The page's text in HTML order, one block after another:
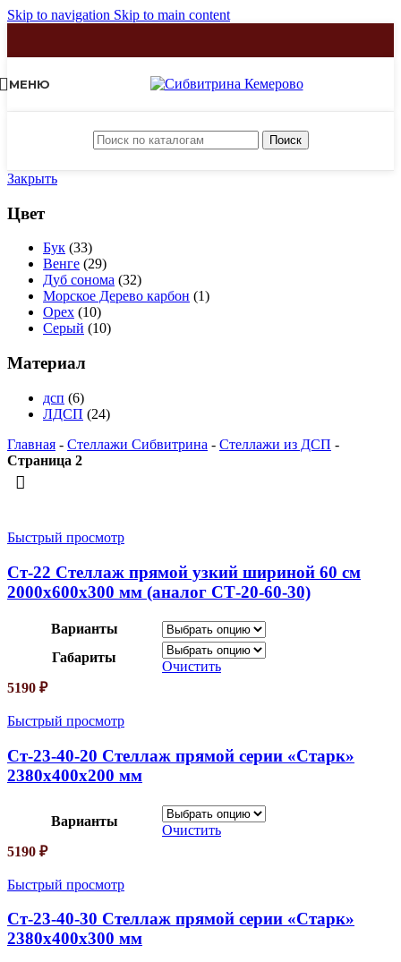
Skip to navigation Skip to main content
МЕНЮ
Поиск
Закрыть
Цвет
Бук (33)
Венге (29)
Дуб сонома (32)
Морское Дерево карбон (1)
Орех (10)
Серый (10)
Материал
дсп (6)
ЛДСП (24)
Главная - Стеллажи Сибвитрина - Стеллажи из ДСП -
Страница 2
Быстрый просмотр
Ст-22 Стеллаж прямой узкий шириной 60 см
2000х600х300 мм (аналог СТ-20-60-30)
Варианты
Габариты
Очистить
5190 ₽
Быстрый просмотр
Ст-23-40-20 Стеллаж прямой серии «Старк»
2380х400х200 мм
Варианты
Очистить
5190 ₽
Быстрый просмотр
Ст-23-40-30 Стеллаж прямой серии «Старк»
2380х400х300 мм